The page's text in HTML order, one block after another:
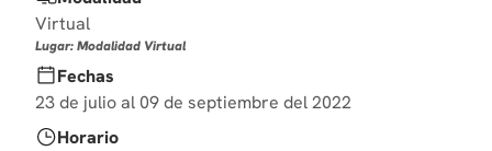
10. derecho
Virtual
Lugar: Modalidad Virtual
Fechas
23 de julio al 09 de septiembre del 2022
Horario